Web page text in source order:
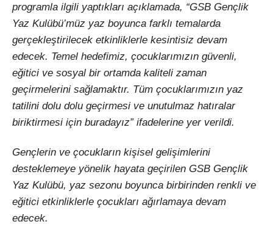
programla ilgili yaptıkları açıklamada, “GSB Gençlik
Yaz Kulübü’müz yaz boyunca farklı temalarda
gerçekleştirilecek etkinliklerle kesintisiz devam
edecek. Temel hedefimiz, çocuklarımızın güvenli,
eğitici ve sosyal bir ortamda kaliteli zaman
geçirmelerini sağlamaktır. Tüm çocuklarımızın yaz
tatilini dolu dolu geçirmesi ve unutulmaz hatıralar
biriktirmesi için buradayız” ifadelerine yer verildi.
Gençlerin ve çocukların kişisel gelişimlerini
desteklemeye yönelik hayata geçirilen GSB Gençlik
Yaz Kulübü, yaz sezonu boyunca birbirinden renkli ve
eğitici etkinliklerle çocukları ağırlamaya devam
edecek.